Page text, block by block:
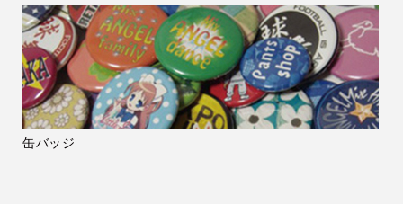
缶バッジ